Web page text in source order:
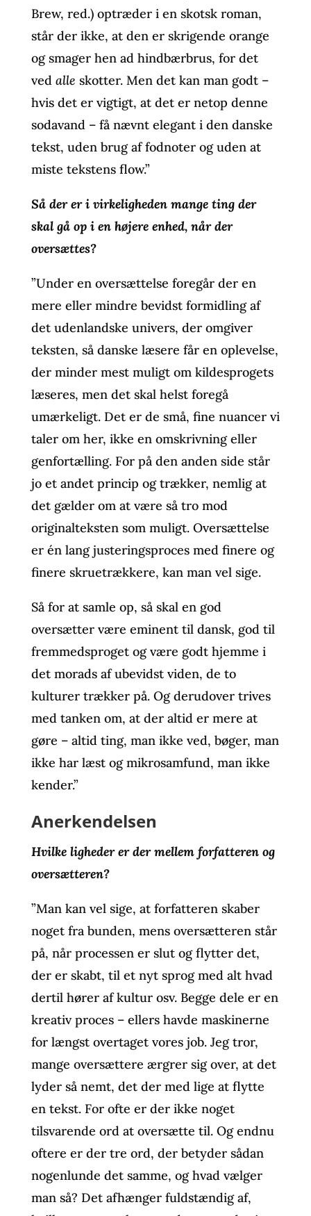
Brew, red.) optræder i en skotsk roman,
står der ikke, at den er skrigende orange
og smager hen ad hindbærbrus, for det
ved alle skotter. Men det kan man godt –
hvis det er vigtigt, at det er netop denne
sodavand – få nævnt elegant i den danske
tekst, uden brug af fodnoter og uden at
miste tekstens flow.”
Så der er i virkeligheden mange ting der
skal gå op i en højere enhed, når der
oversættes?
”Under en oversættelse foregår der en
mere eller mindre bevidst formidling af
det udenlandske univers, der omgiver
teksten, så danske læsere får en oplevelse,
der minder mest muligt om kildesprogets
læseres, men det skal helst foregå
umærkeligt. Det er de små, fine nuancer vi
taler om her, ikke en omskrivning eller
genfortælling. For på den anden side står
jo et andet princip og trækker, nemlig at
det gælder om at være så tro mod
originalteksten som muligt. Oversættelse
er én lang justeringsproces med finere og
finere skruetrækkere, kan man vel sige.
Så for at samle op, så skal en god
oversætter være eminent til dansk, god til
fremmedsproget og være godt hjemme i
det morads af ubevidst viden, de to
kulturer trækker på. Og derudover trives
med tanken om, at der altid er mere at
gøre – altid ting, man ikke ved, bøger, man
ikke har læst og mikrosamfund, man ikke
kender.”
Anerkendelsen
Hvilke ligheder er der mellem forfatteren og
oversætteren?
”Man kan vel sige, at forfatteren skaber
noget fra bunden, mens oversætteren står
på, når processen er slut og flytter det,
der er skabt, til et nyt sprog med alt hvad
dertil hører af kultur osv. Begge dele er en
kreativ proces – ellers havde maskinerne
for længst overtaget vores job. Jeg tror,
mange oversættere ærgrer sig over, at det
lyder så nemt, det der med lige at flytte
en tekst. For ofte er der ikke noget
tilsvarende ord at oversætte til. Og endnu
oftere er der tre ord, der betyder sådan
nogenlunde det samme, og hvad vælger
man så? Det afhænger fuldstændig af,